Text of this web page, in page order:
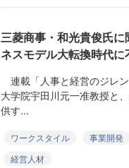
三菱商事・和光貴俊氏
ネスモデル大転換時代
連載「人事と経営のジレ
大学院宇田川元一准教授と
供す...
ワークスタイル 事業開発
経営人材